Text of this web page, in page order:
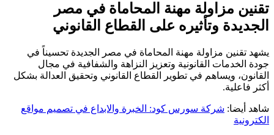
تقنين مزاولة مهنة المحاماة في مصر
الجديدة وتأثيره على القطاع القانوني
يشهد تقنين مزاولة مهنة المحاماة في مصر الجديدة تحسيناً في
جودة الخدمات القانونية وتعزيز النزاهة والشفافية في مجال
القانون، ويساهم في تطوير القطاع القانوني وتحقيق العدالة بشكل
أكثر فاعلية.
شاهد أيضا: شركة سورس كود: الخبرة والابداع في تصميم مواقع
الكترونية